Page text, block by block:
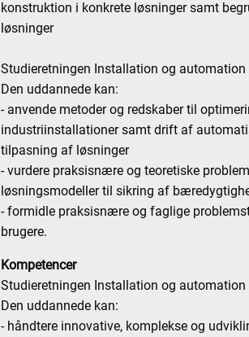
konstruktion i konkrete løsninger samt
løsninger
Studieretningen Installation og
Den uddannede kan:
- anvende metoder og redskaber til
industriinstallationer samt drift af
tilpasning af løsninger
- vurdere praksisnære og teoretiske
løsningsmodeller til sikring af
- formidle praksisnære og faglige
brugere.
Kompetencer
Studieretningen Installation og
Den uddannede kan:
- håndtere innovative, komplekse og